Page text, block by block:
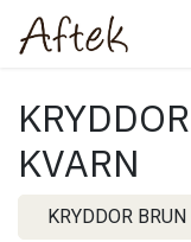
Hoppa till innehåll
KVARN
KRYDDOR